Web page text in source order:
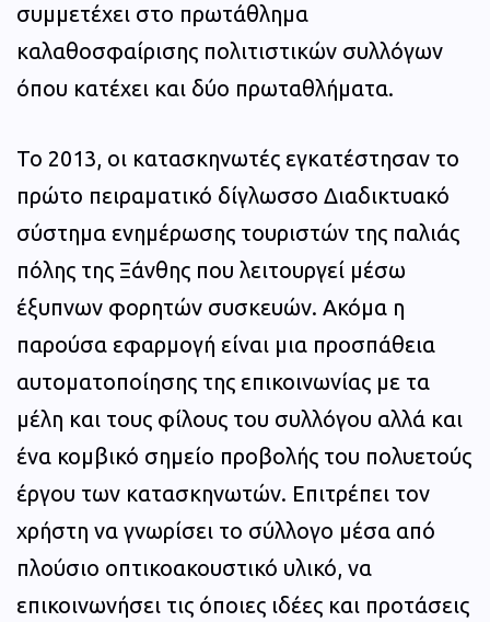
συμμετέχει στο πρωτάθλημα
καλαθοσφαίρισης πολιτιστικών συλλόγων
όπου κατέχει και δύο πρωταθλήματα.
Το 2013, οι κατασκηνωτές εγκατέστησαν το
πρώτο πειραματικό δίγλωσσο Διαδικτυακό
σύστημα ενημέρωσης τουριστών της παλιάς
πόλης της Ξάνθης που λειτουργεί μέσω
έξυπνων φορητών συσκευών. Ακόμα η
παρούσα εφαρμογή είναι μια προσπάθεια
αυτοματοποίησης της επικοινωνίας με τα
μέλη και τους φίλους του συλλόγου αλλά και
ένα κομβικό σημείο προβολής του πολυετούς
έργου των κατασκηνωτών. Επιτρέπει τον
χρήστη να γνωρίσει το σύλλογο μέσα από
πλούσιο οπτικοακουστικό υλικό, να
επικοινωνήσει τις όποιες ιδέες και προτάσεις